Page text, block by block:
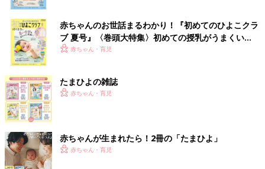
赤ちゃんのお世話まるわかり！『初めてのひよこクラ
ブ 夏号』〈巻頭大特集〉初めての授乳がうまくい
く！ おっぱい・ミルクの基本と夏のトラブル 解決テ
赤ちゃん・育児
たまひよの雑誌
赤ちゃん・育児
赤ちゃんが生まれたら！2冊の「たまひよ」
赤ちゃん・育児